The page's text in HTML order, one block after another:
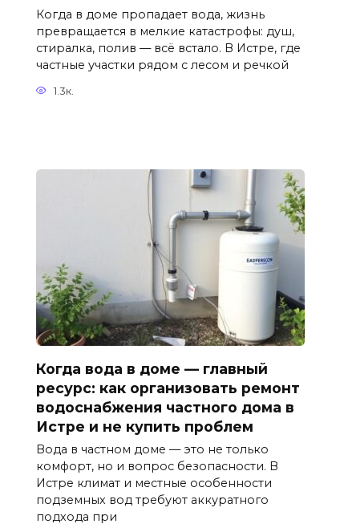
Когда в доме пропадает вода, жизнь
превращается в мелкие катастрофы: душ,
стиралка, полив — всё встало. В Истре, где
частные участки рядом с лесом и речкой
1.3к.
Когда вода в доме — главный
ресурс: как организовать ремонт
водоснабжения частного дома в
Истре и не купить проблем
Вода в частном доме — это не только
комфорт, но и вопрос безопасности. В
Истре климат и местные особенности
подземных вод требуют аккуратного
подхода при